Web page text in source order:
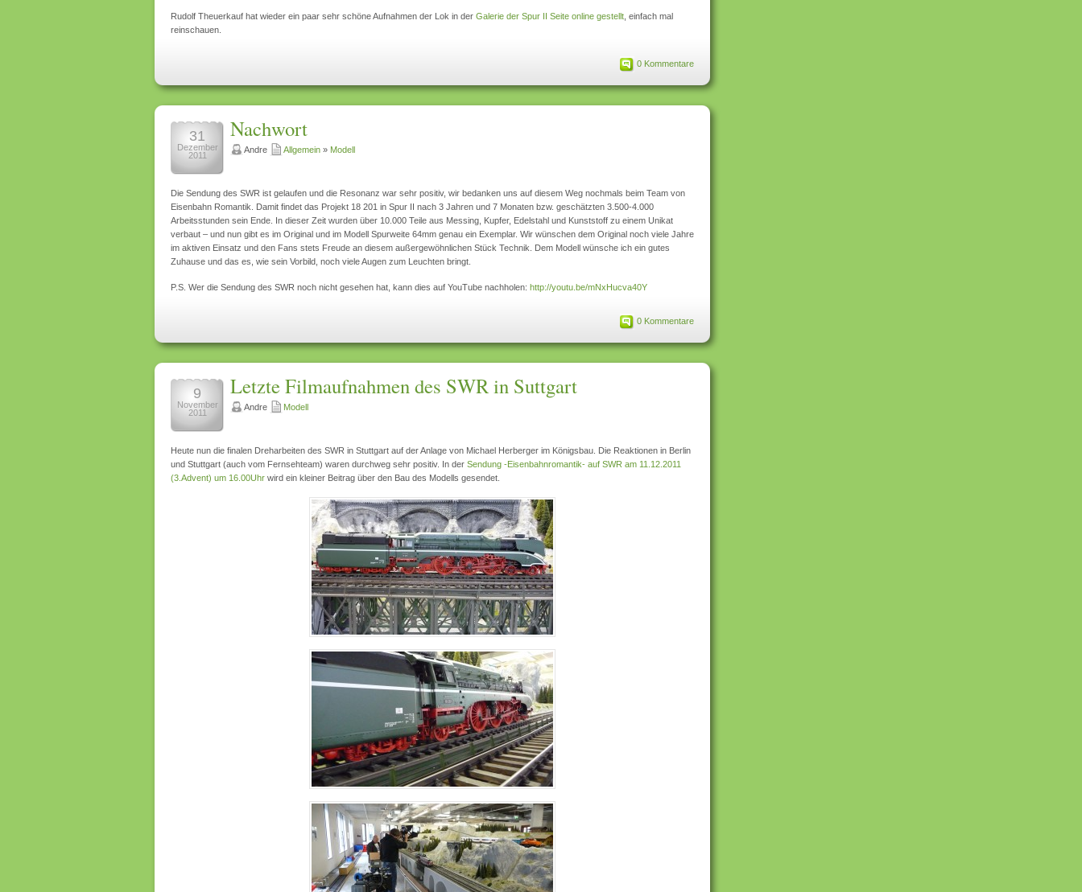
Rudolf Theuerkauf hat wieder ein paar sehr schöne Aufnahmen der Lok in der Galerie der Spur II Seite online gestellt , einfach mal
reinschauen.
0 Kommentare
31
Dezember
2011
Nachwort
Andre Allgemein » Modell
Die Sendung des SWR ist gelaufen und die Resonanz war sehr positiv, wir bedanken uns auf diesem Weg nochmals beim Team von
Eisenbahn Romantik. Damit findet das Projekt 18 201 in Spur II nach 3 Jahren und 7 Monaten bzw. geschätzten 3.500-4.000
Arbeitsstunden sein Ende. In dieser Zeit wurden über 10.000 Teile aus Messing, Kupfer, Edelstahl und Kunststoff zu einem Unikat
verbaut – und nun gibt es im Original und im Modell Spurweite 64mm genau ein Exemplar. Wir wünschen dem Original noch viele Jahre
im aktiven Einsatz und den Fans stets Freude an diesem außergewöhnlichen Stück Technik. Dem Modell wünsche ich ein gutes
Zuhause und das es, wie sein Vorbild, noch viele Augen zum Leuchten bringt.
P.S. Wer die Sendung des SWR noch nicht gesehen hat, kann dies auf YouTube nachholen: http://youtu.be/mNxHucva40Y
0 Kommentare
9
November
2011
Letzte Filmaufnahmen des SWR in Suttgart
Andre Modell
Heute nun die finalen Dreharbeiten des SWR in Stuttgart auf der Anlage von Michael Herberger im Königsbau. Die Reaktionen in Berlin
und Stuttgart (auch vom Fernsehteam) waren durchweg sehr positiv. In der Sendung -Eisenbahnromantik- auf SWR am 11.12.2011
(3.Advent) um 16.00Uhr wird ein kleiner Beitrag über den Bau des Modells gesendet.